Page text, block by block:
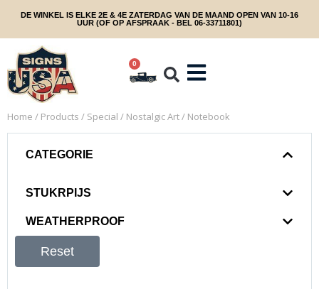
DE WINKEL IS ELKE 2E & 4E ZATERDAG VAN DE MAAND OPEN VAN 10-16
UUR (OF OP AFSPRAAK - BEL 06-33711801)
0
Home / Products / Special / Nostalgic Art/ Notebook
CATEGORIE
STUKRPIJS
WEATHERPROOF
Reset